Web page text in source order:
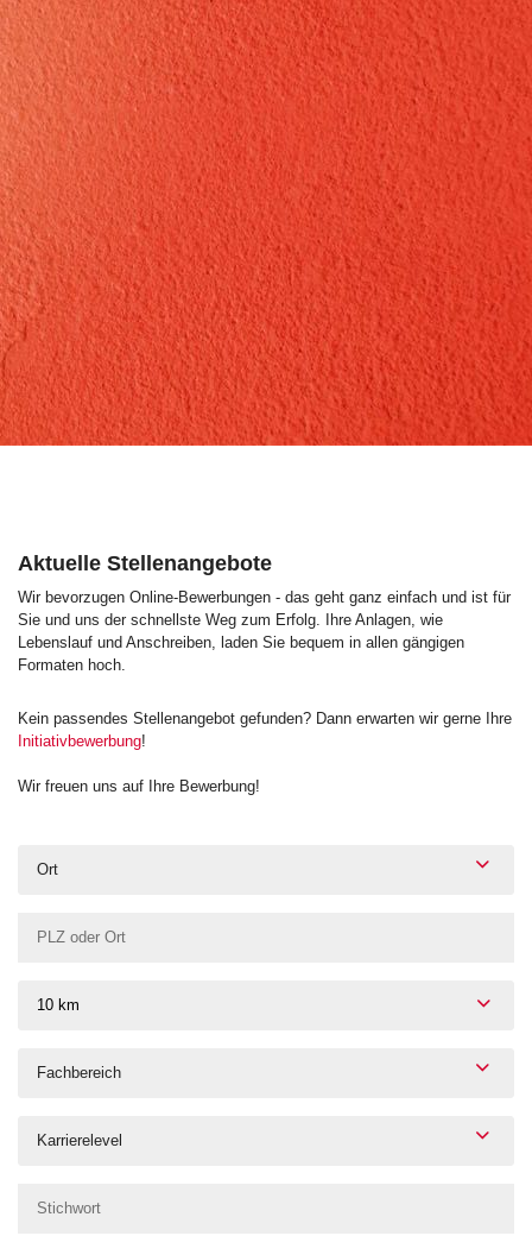
Aktuelle Stellenangebote
Wir bevorzugen Online-Bewerbungen - das geht ganz einfach und ist für
Sie und uns der schnellste Weg zum Erfolg. Ihre Anlagen, wie
Lebenslauf und Anschreiben, laden Sie bequem in allen gängigen
Formaten hoch.
Kein passendes Stellenangebot gefunden? Dann erwarten wir gerne Ihre
Initiativbewerbung!
Wir freuen uns auf Ihre Bewerbung!
Ort
10 km
Fachbereich
Karrierelevel